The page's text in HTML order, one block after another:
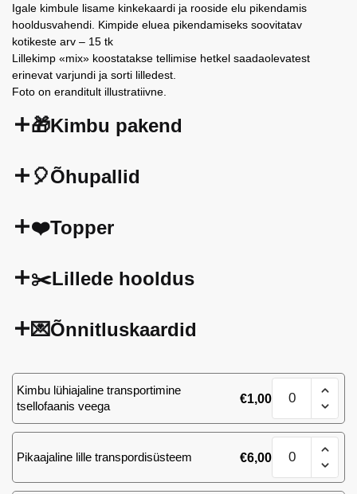
oli:
€185,00.
is:
€175,00.
Igale kimbule lisame kinkekaardi ja rooside elu pikendamis
hooldusvahendi. Kimpide eluea pikendamiseks soovitatav
kotikeste arv – 15 tk
Lillekimp «mix» koostatakse tellimise hetkel saadaolevatest
erinevat varjundi ja sorti lilledest.
Foto on eranditult illustratiivne.
🎁Kimbu pakend
🎈Õhupallid
❤️Topper
✂️Lillede hooldus
💌Õnnitluskaardid
Kimbu lühiajaline transportimine
tsellofaanis veega
€1,00 101
mix
(Ecuador)
roosi
cm.
Pikaajaline lille transpordisüsteem €6,00 101
mix